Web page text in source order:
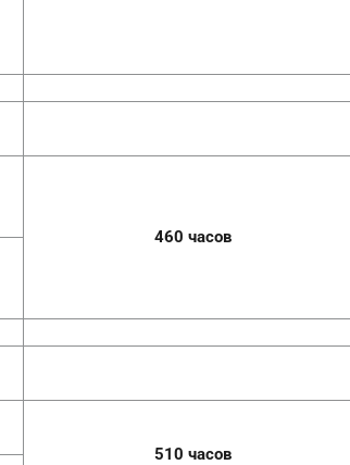
460 часов
510 часов